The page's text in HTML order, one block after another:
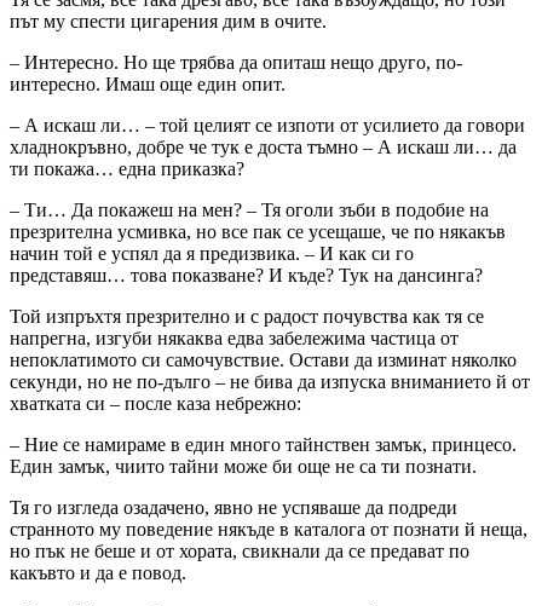
път му спести цигарения дим в очите.
– Интересно. Но ще трябва да опиташ нещо друго, по-
интересно. Имаш още един опит.
– А искаш ли… – той целият се изпоти от усилието да говори
хладнокръвно, добре че тук е доста тъмно – А искаш ли… да
ти покажа… една приказка?
– Ти… Да покажеш на мен? – Тя оголи зъби в подобие на
презрителна усмивка, но все пак се усещаше, че по някакъв
начин той е успял да я предизвика. – И как си го
представяш… това показване? И къде? Тук на дансинга?
Той изпръхтя презрително и с радост почувства как тя се
напрегна, изгуби някаква едва забележима частица от
непоклатимото си самочувствие. Остави да изминат няколко
секунди, но не по-дълго – не бива да изпуска вниманието й от
хватката си – после каза небрежно:
– Ние се намираме в един много тайнствен замък, принцесо.
Един замък, чиито тайни може би още не са ти познати.
Тя го изгледа озадачено, явно не успяваше да подреди
странното му поведение някъде в каталога от познати й неща,
но пък не беше и от хората, свикнали да се предават по
какъвто и да е повод.